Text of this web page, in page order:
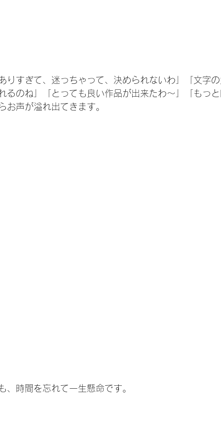
りすぎて、迷っちゃって、決められないわ」「文字
るのね」「とっても良い作品が出来たわ〜」「もっ
お声が溢れ出てきます。
、時間を忘れて一生懸命です。